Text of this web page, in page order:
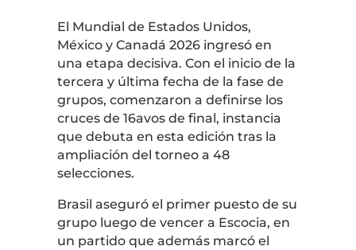
El Mundial de Estados Unidos,
México y Canadá 2026 ingresó en
una etapa decisiva. Con el inicio de la
tercera y última fecha de la fase de
grupos, comenzaron a definirse los
cruces de 16avos de final, instancia
que debuta en esta edición tras la
ampliación del torneo a 48
selecciones.
Brasil aseguró el primer puesto de su
grupo luego de vencer a Escocia, en
un partido que además marcó el